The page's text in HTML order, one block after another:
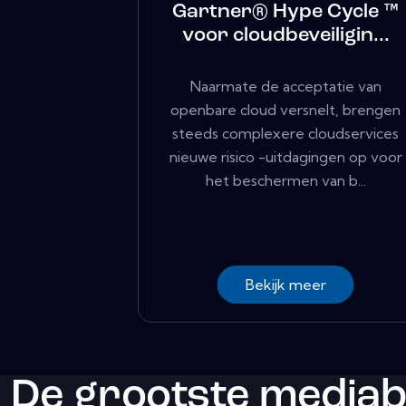
Gartner® Hype Cycle ™
voor cloudbeveiligin...
Naarmate de acceptatie van
openbare cloud versnelt, brengen
steeds complexere cloudservices
nieuwe risico -uitdagingen op voor
het beschermen van b...
Bekijk meer
De grootste